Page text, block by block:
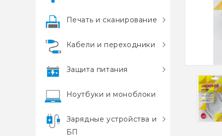
Печать и сканирование
Кабели и переходники
Защита питания
Ноутбуки и моноблоки
Зарядные устройства и
БП